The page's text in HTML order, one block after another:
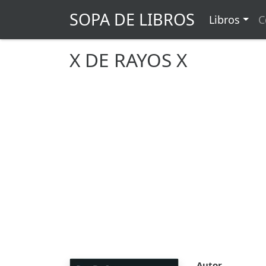
SOPA DE LIBROS Libros
X DE RAYOS X